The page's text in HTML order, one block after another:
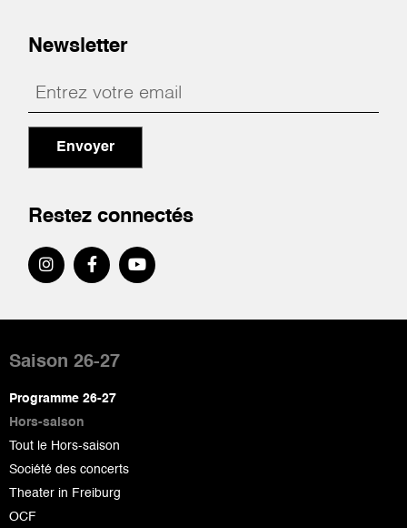
Newsletter
Envoyer
Restez connectés
de
page
Saison 26-27
Programme 26-27
Hors-saison
Tout le Hors-saison
Société des concerts
Theater in Freiburg
OCF